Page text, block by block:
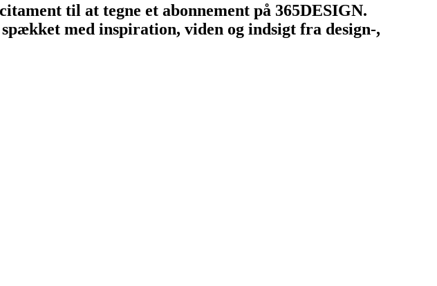
til at tegne et abonnement på 365DESIGN.
med inspiration, viden og indsigt fra design-,